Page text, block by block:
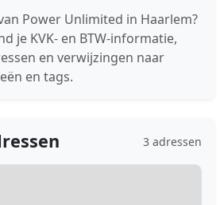
Power Unlimited in Haarlem?
je KVK- en BTW-informatie,
en verwijzingen naar
en tags.
3 adressen